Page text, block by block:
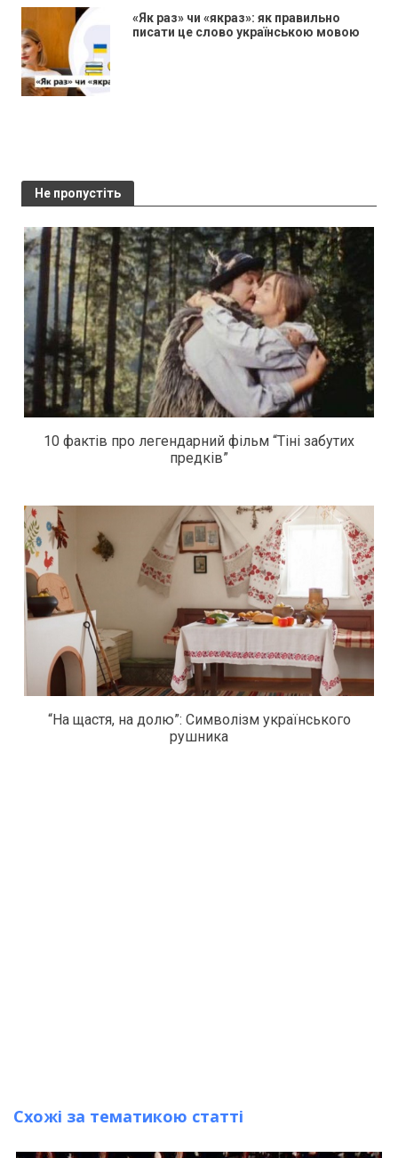
«Як раз» чи «якраз»: як правильно
писати це слово українською мовою
Не пропустіть
10 фактів про легендарний фільм “Тіні забутих
предків”
“На щастя, на долю”: Символізм українського
рушника
Схожі за тематикою статті